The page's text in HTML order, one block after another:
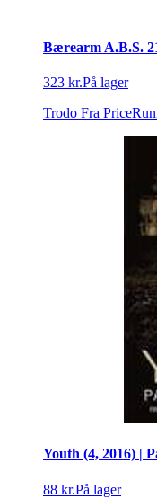
Bærearm A.B.S.
323 kr.På lager
Trodo Fra
Youth (4, 2016) |
88 kr.På lager